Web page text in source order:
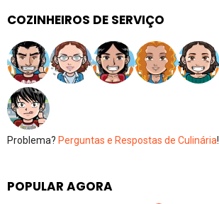
COZINHEIROS DE SERVIÇO
Problema? Perguntas e Respostas de Culinária!
POPULAR AGORA